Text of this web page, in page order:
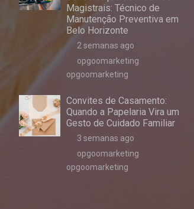
Magistrais: Técnico de
Manutenção Preventiva em
Belo Horizonte
2 semanas ago
opgoomarketing
opgoomarketing
Convites de Casamento:
Quando a Papelaria Vira um
Gesto de Cuidado Familiar
3 semanas ago
opgoomarketing
opgoomarketing